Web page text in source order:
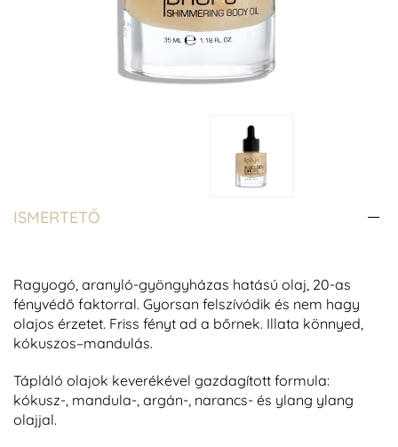
ISMERTETŐ
Ragyogó, aranyló-gyöngyházas hatású olaj, 20-as
fényvédő faktorral. Gyorsan felszívódik és nem hagy
olajos érzetet. Friss fényt ad a bőrnek. Illata könnyed,
kókuszos–mandulás.
Tápláló olajok keverékével gazdagított formula:
kókusz-, mandula-, argán-, narancs- és ylang ylang
olajjal.